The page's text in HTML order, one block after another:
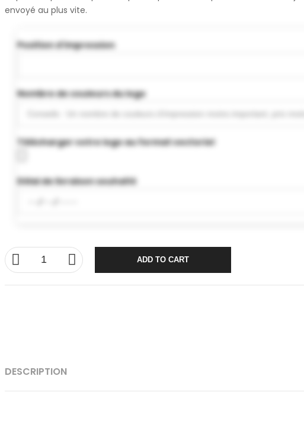
envoyé au plus vite.
Position d'impression
Nombre de couleurs du logo
Télécharger votre logo au format vectoriel
Délai de livraison souhaité
ADD TO CART
DESCRIPTION